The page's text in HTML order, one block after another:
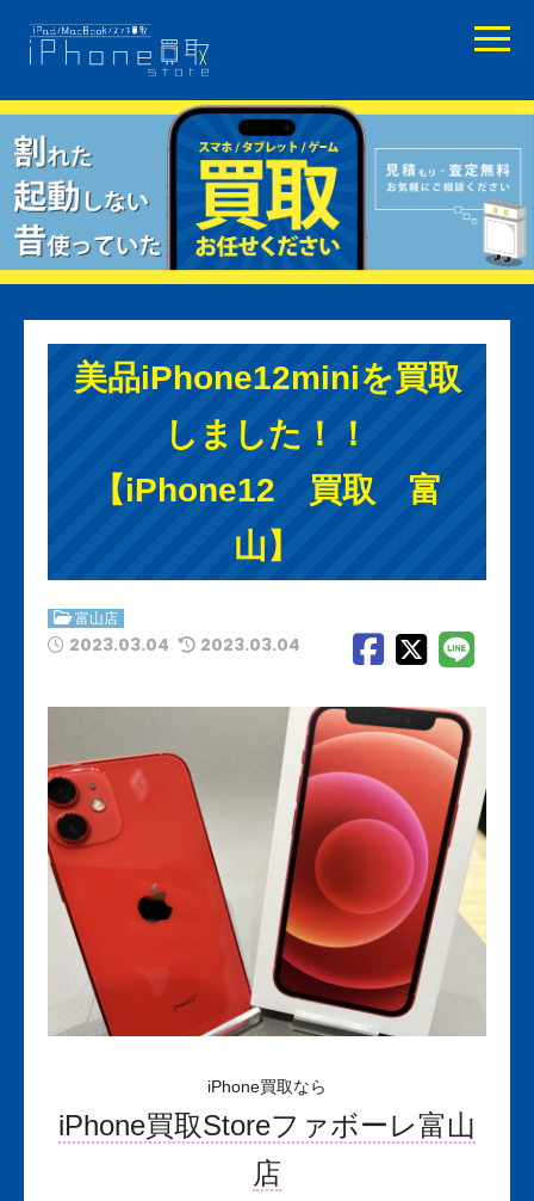
美品iPhone12miniを買取
しました！！
【iPhone12 買取 富
山】
富山店
2023.03.04 2023.03.04
iPhone買取なら
iPhone買取Storeファボーレ富山
店